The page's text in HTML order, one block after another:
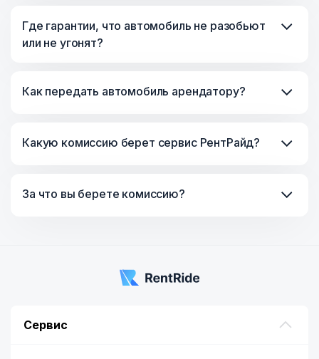
Где гарантии, что автомобиль не разобьют
или не угонят?
Как передать автомобиль арендатору?
Какую комиссию берет сервис РентРайд?
За что вы берете комиссию?
Сервис